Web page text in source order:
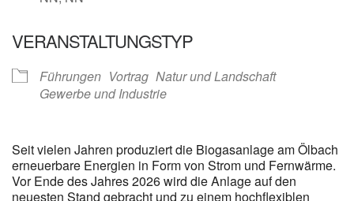
VERANSTALTUNGSTYP
Führungen Vortrag Natur und Landschaft
Gewerbe und Industrie
Seit vielen Jahren produziert die Biogasanlage am Ölbach
erneuerbare Energien in Form von Strom und Fernwärme.
Vor Ende des Jahres 2026 wird die Anlage auf den
neuesten Stand gebracht und zu einem hochflexiblen